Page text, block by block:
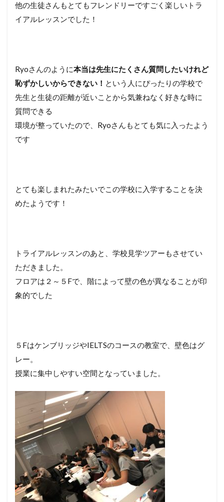
他の生徒さんもとてもフレンドリーですごく楽しいトラ
イアルレッスンでした！
Ryoさんのように本当は先生にたくさん質問したいけれど
恥ずかしいからできない！ という人にぴったりの学校で
先生と生徒の距離が近いことから気兼ねなく好きな時に
質問できる
環境が整っていたので、Ryoさんもとても気に入ったよう
です
とても楽しまれたみたいでこの学校に入学することを決
めたようです！
トライアルレッスンのあと、学校見学ツアーもさせてい
ただきました。
フロアは２～５Fで、階によって壁の色が異なることが印
象的でした
５FはケンブリッジやIELTSのコースの教室で、壁色はグ
レー。
授業に集中しやすい空間となっていました。